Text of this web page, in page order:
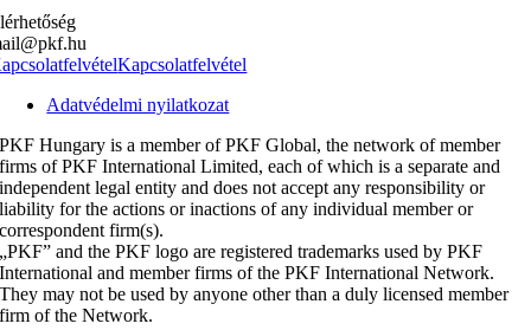
Kapcsolatfelvétel
Adatvédelmi nyilatkozat
PKF Hungary is a member of PKF Global, the network of member
firms of PKF International Limited, each of which is a separate and
independent legal entity and does not accept any responsibility or
liability for the actions or inactions of any individual member or
correspondent firm(s).
„PKF” and the PKF logo are registered trademarks used by PKF
International and member firms of the PKF International Network.
They may not be used by anyone other than a duly licensed member
firm of the Network.